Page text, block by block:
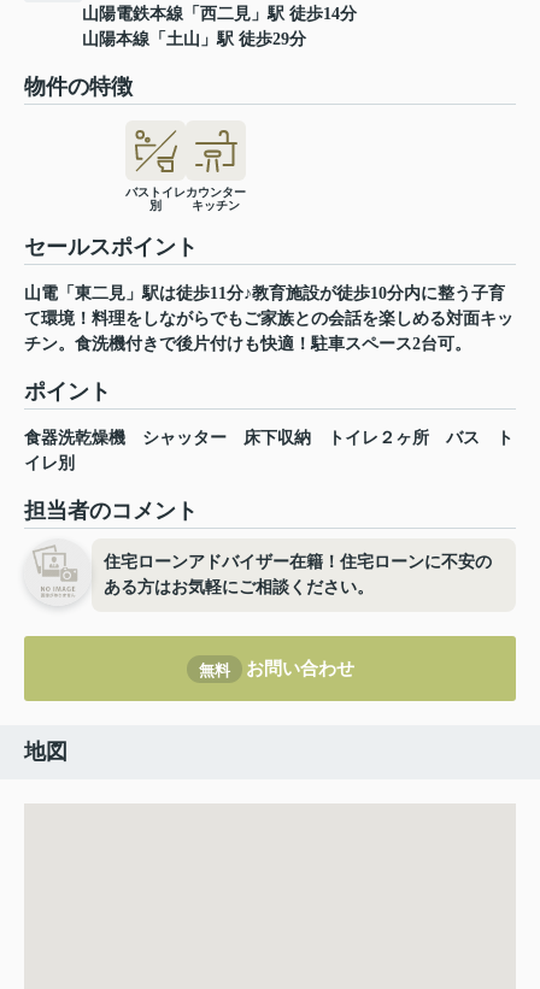
山陽電鉄本線 「 西二見 」駅 徒歩14分
山陽本線 「 土山 」駅 徒歩29分
物件の特徴
バストイレ
別
カウンター
キッチン
セールスポイント
山電「東二見」駅は徒歩11分♪教育施設が徒歩10分内に整う子育
て環境！料理をしながらでもご家族との会話を楽しめる対面キッ
チン。食洗機付きで後片付けも快適！駐車スペース2台可。
ポイント
食器洗乾燥機 シャッター 床下収納 トイレ２ヶ所 バス
ト
イレ別
担当者のコメント
住宅ローンアドバイザー在籍！住宅ローンに不安の
ある方はお気軽にご相談ください。
無料 お問い合わせ
地図